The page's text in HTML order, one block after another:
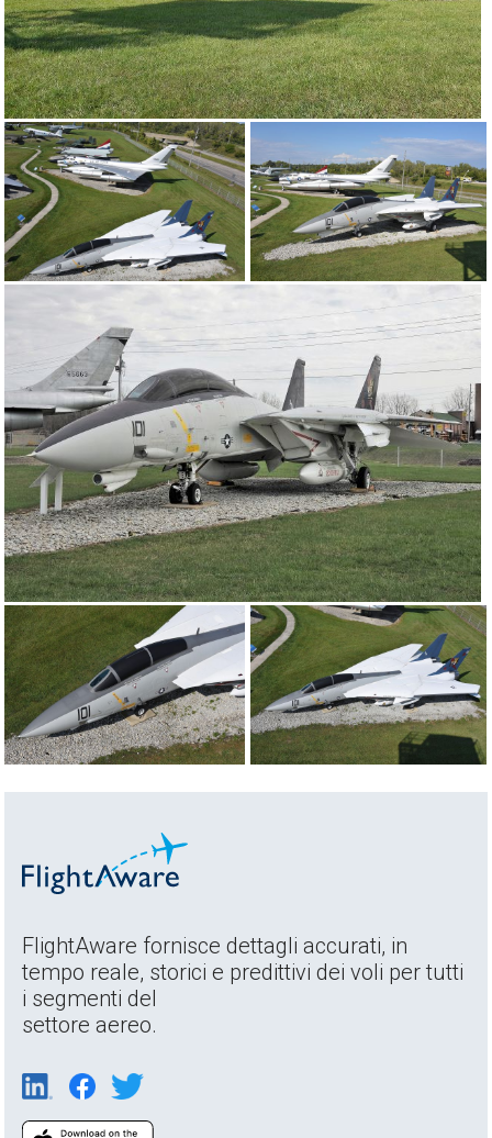
FlightAware fornisce dettagli accurati, in
tempo reale, storici e predittivi dei voli per tutti
i segmenti del
settore aereo.